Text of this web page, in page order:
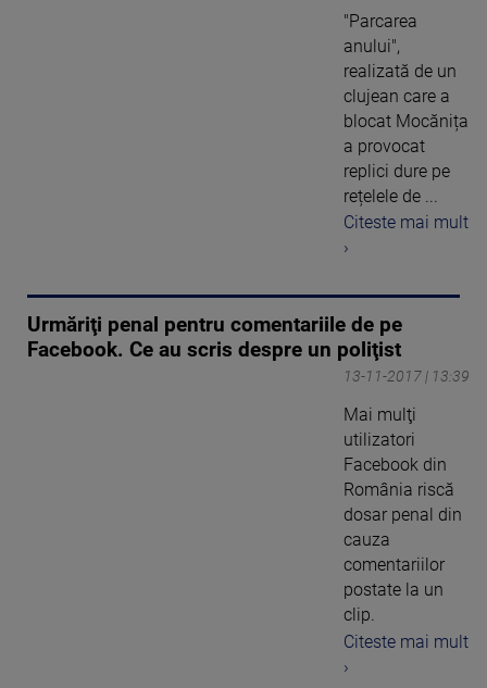
"Parcarea
anului",
realizată de un
clujean care a
blocat Mocănița
a provocat
replici dure pe
rețelele de ...
Citeste mai mult
›
Urmăriţi penal pentru comentariile de pe
Facebook. Ce au scris despre un poliţist
13-11-2017 | 13:39
Mai mulţi
utilizatori
Facebook din
România riscă
dosar penal din
cauza
comentariilor
postate la un
clip.
Citeste mai mult
›